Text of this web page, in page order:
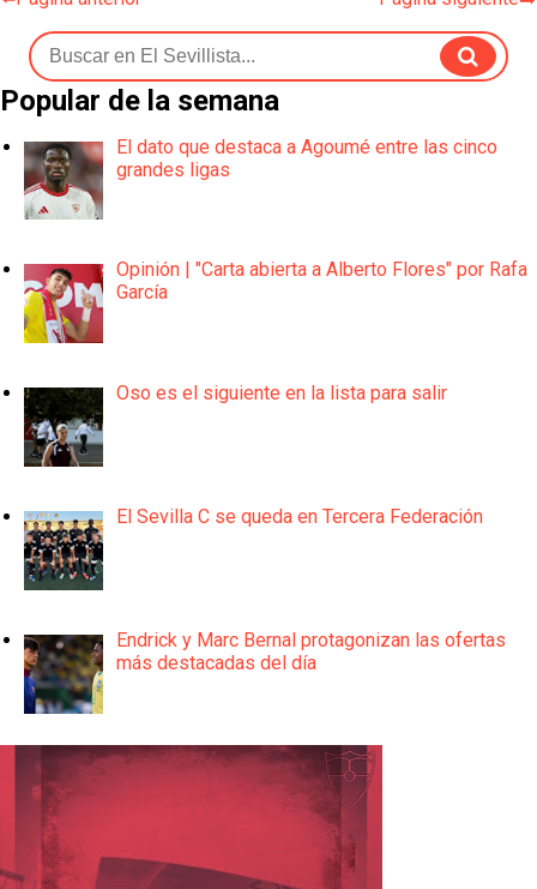
Popular de la semana
El dato que destaca a Agoumé entre las cinco
grandes ligas
Opinión | "Carta abierta a Alberto Flores" por Rafa
García
Oso es el siguiente en la lista para salir
El Sevilla C se queda en Tercera Federación
Endrick y Marc Bernal protagonizan las ofertas
más destacadas del día